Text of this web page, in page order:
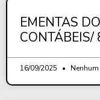
EMENTAS
CONTÁBEIS/
16/09/2025